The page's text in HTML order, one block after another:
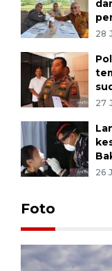
28
27
26
Foto